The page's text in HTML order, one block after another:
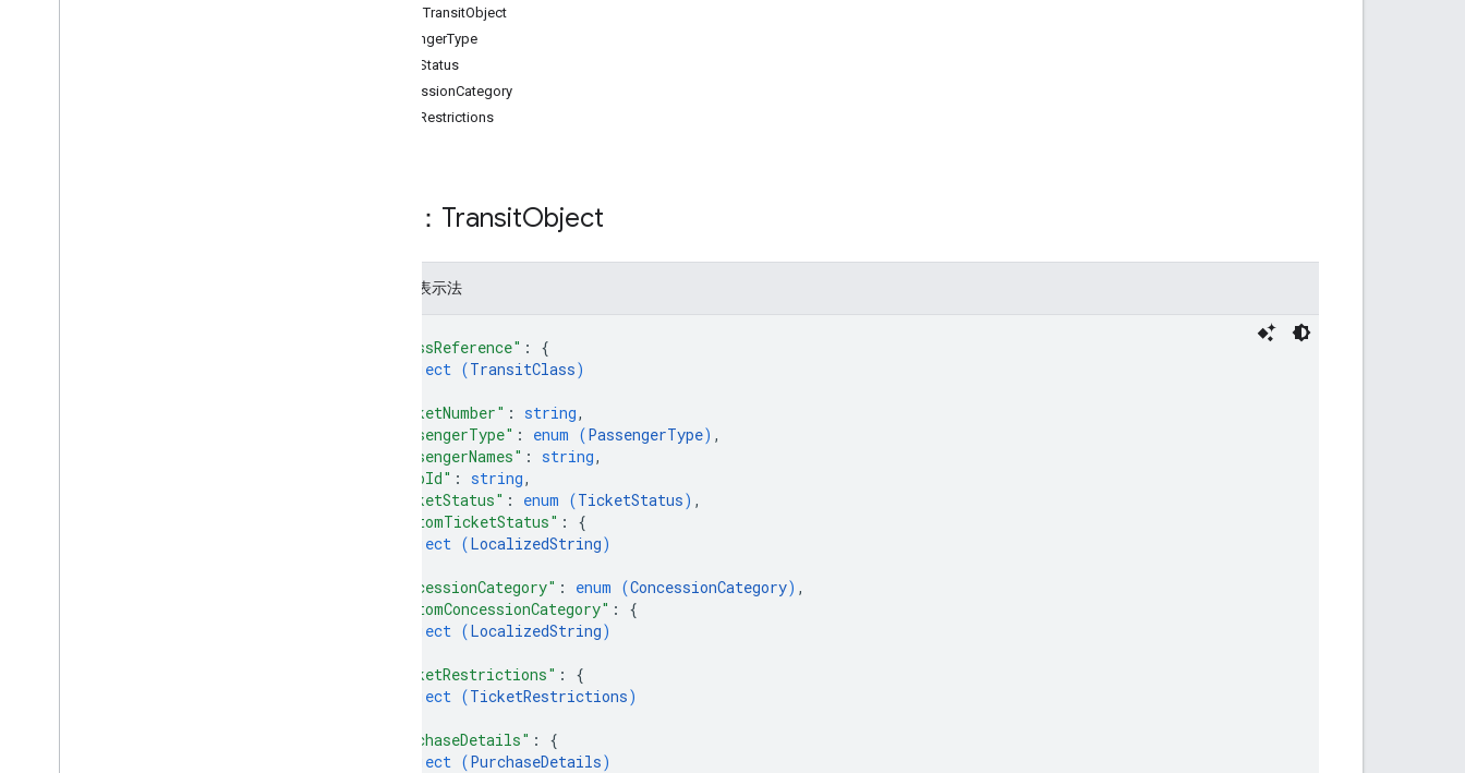
資源：TransitObject
PassengerType
TicketStatus
ConcessionCategory
TicketRestrictions
資源：TransitObject
JSON 表示法
"classReference" : {
object (TransitClass)
"ticketNumber" : string,
"passengerType" : enum (PassengerType) ,
"passengerNames" : string,
"tripId" : string,
"ticketStatus" : enum (TicketStatus) ,
"customTicketStatus" : {
object (LocalizedString)
"concessionCategory" : enum (ConcessionCategory) ,
"customConcessionCategory" : {
object (LocalizedString)
"ticketRestrictions" : {
object (TicketRestrictions)
"purchaseDetails" : {
object (PurchaseDetails)